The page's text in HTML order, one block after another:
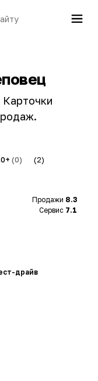
(0) (2)
Продажи 8.3
Сервис 7.1
драйв